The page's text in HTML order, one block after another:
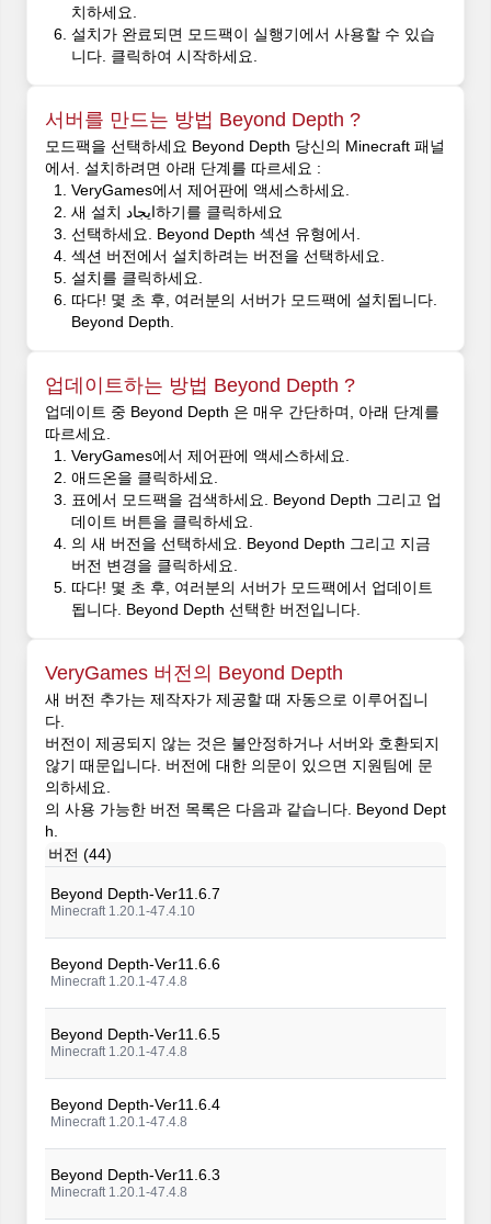
치하세요.
설치가 완료되면 모드팩이 실행기에서 사용할 수 있습
니다. 클릭하여 시작하세요.
서버를 만드는 방법 Beyond Depth ?
모드팩을 선택하세요 Beyond Depth 당신의 Minecraft 패널
에서. 설치하려면 아래 단계를 따르세요 :
VeryGames에서 제어판에 액세스하세요.
새 설치 ایجاد하기를 클릭하세요
선택하세요. Beyond Depth 섹션 유형에서.
섹션 버전에서 설치하려는 버전을 선택하세요.
설치를 클릭하세요.
따다! 몇 초 후, 여러분의 서버가 모드팩에 설치됩니다.
Beyond Depth.
업데이트하는 방법 Beyond Depth ?
업데이트 중 Beyond Depth 은 매우 간단하며, 아래 단계를
따르세요.
VeryGames에서 제어판에 액세스하세요.
애드온을 클릭하세요.
표에서 모드팩을 검색하세요. Beyond Depth 그리고 업
데이트 버튼을 클릭하세요.
의 새 버전을 선택하세요. Beyond Depth 그리고 지금
버전 변경을 클릭하세요.
따다! 몇 초 후, 여러분의 서버가 모드팩에서 업데이트
됩니다. Beyond Depth 선택한 버전입니다.
VeryGames 버전의 Beyond Depth
새 버전 추가는 제작자가 제공할 때 자동으로 이루어집니
다.
버전이 제공되지 않는 것은 불안정하거나 서버와 호환되지
않기 때문입니다. 버전에 대한 의문이 있으면 지원팀에 문
의하세요.
의 사용 가능한 버전 목록은 다음과 같습니다. Beyond Dept
h.
버전 (44)
Beyond Depth-Ver11.6.7
Minecraft 1.20.1-47.4.10
Beyond Depth-Ver11.6.6
Minecraft 1.20.1-47.4.8
Beyond Depth-Ver11.6.5
Minecraft 1.20.1-47.4.8
Beyond Depth-Ver11.6.4
Minecraft 1.20.1-47.4.8
Beyond Depth-Ver11.6.3
Minecraft 1.20.1-47.4.8